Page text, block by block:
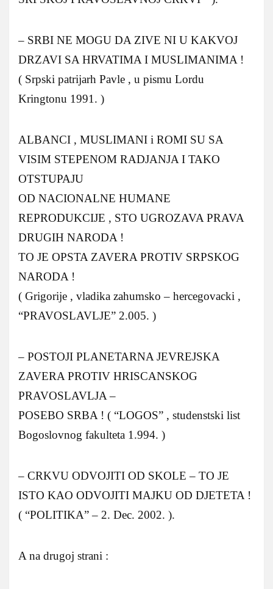
– SRBI NE MOGU DA ZIVE NI U KAKVOJ
DRZAVI SA HRVATIMA I MUSLIMANIMA !
( Srpski patrijarh Pavle , u pismu Lordu
Kringtonu 1991. )
ALBANCI , MUSLIMANI i ROMI SU SA
VISIM STEPENOM RADJANJA I TAKO
OTSTUPAJU
OD NACIONALNE HUMANE
REPRODUKCIJE , STO UGROZAVA PRAVA
DRUGIH NARODA !
TO JE OPSTA ZAVERA PROTIV SRPSKOG
NARODA !
( Grigorije , vladika zahumsko – hercegovacki ,
“PRAVOSLAVLJE” 2.005. )
– POSTOJI PLANETARNA JEVREJSKA
ZAVERA PROTIV HRISCANSKOG
PRAVOSLAVLJA –
POSEBO SRBA ! ( “LOGOS” , studenstski list
Bogoslovnog fakulteta 1.994. )
– CRKVU ODVOJITI OD SKOLE – TO JE
ISTO KAO ODVOJITI MAJKU OD DJETETA !
( “POLITIKA” – 2. Dec. 2002. ).
A na drugoj strani :